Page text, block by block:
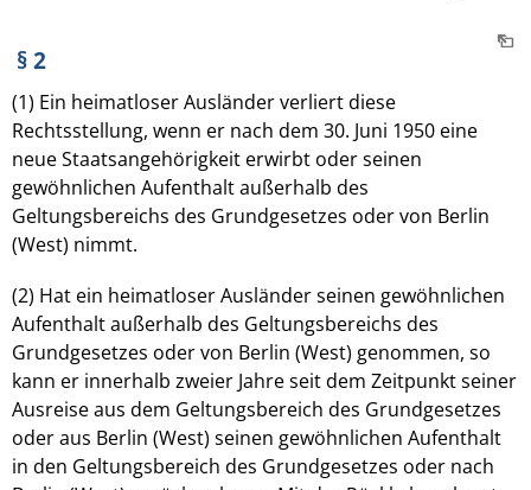
§ 2
(1) Ein heimatloser Ausländer verliert diese
Rechtsstellung, wenn er nach dem 30. Juni 1950 eine
neue Staatsangehörigkeit erwirbt oder seinen
gewöhnlichen Aufenthalt außerhalb des
Geltungsbereichs des Grundgesetzes oder von Berlin
(West) nimmt.
(2) Hat ein heimatloser Ausländer seinen gewöhnlichen
Aufenthalt außerhalb des Geltungsbereichs des
Grundgesetzes oder von Berlin (West) genommen, so
kann er innerhalb zweier Jahre seit dem Zeitpunkt seiner
Ausreise aus dem Geltungsbereich des Grundgesetzes
oder aus Berlin (West) seinen gewöhnlichen Aufenthalt
in den Geltungsbereich des Grundgesetzes oder nach